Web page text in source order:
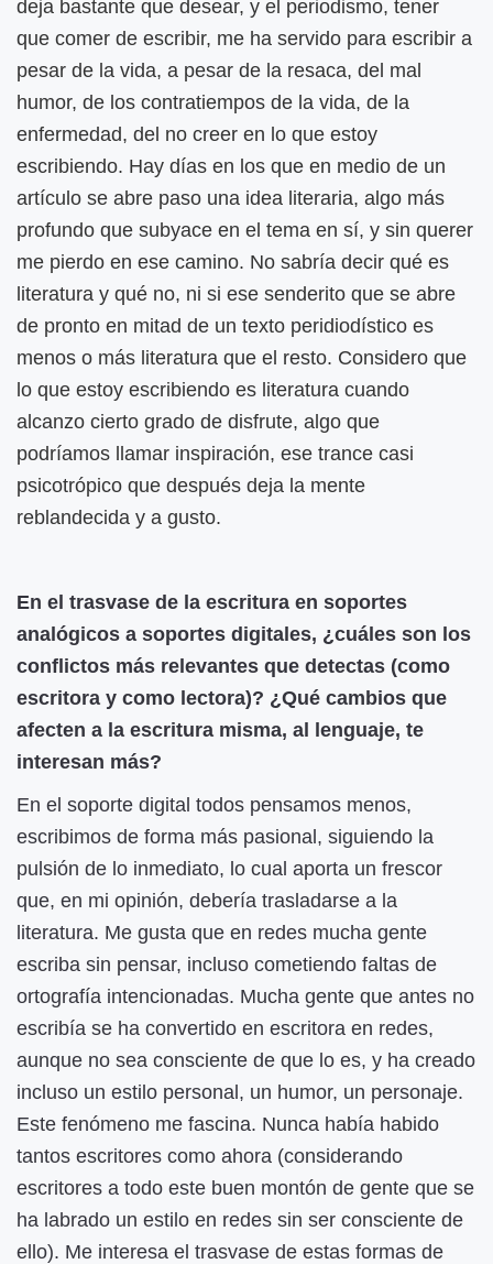
deja bastante que desear, y el periodismo, tener
que comer de escribir, me ha servido para escribir a
pesar de la vida, a pesar de la resaca, del mal
humor, de los contratiempos de la vida, de la
enfermedad, del no creer en lo que estoy
escribiendo. Hay días en los que en medio de un
artículo se abre paso una idea literaria, algo más
profundo que subyace en el tema en sí, y sin querer
me pierdo en ese camino. No sabría decir qué es
literatura y qué no, ni si ese senderito que se abre
de pronto en mitad de un texto peridiodístico es
menos o más literatura que el resto. Considero que
lo que estoy escribiendo es literatura cuando
alcanzo cierto grado de disfrute, algo que
podríamos llamar inspiración, ese trance casi
psicotrópico que después deja la mente
reblandecida y a gusto.
En el trasvase de la escritura en soportes
analógicos a soportes digitales, ¿cuáles son los
conflictos más relevantes que detectas (como
escritora y como lectora)? ¿Qué cambios que
afecten a la escritura misma, al lenguaje, te
interesan más?
En el soporte digital todos pensamos menos,
escribimos de forma más pasional, siguiendo la
pulsión de lo inmediato, lo cual aporta un frescor
que, en mi opinión, debería trasladarse a la
literatura. Me gusta que en redes mucha gente
escriba sin pensar, incluso cometiendo faltas de
ortografía intencionadas. Mucha gente que antes no
escribía se ha convertido en escritora en redes,
aunque no sea consciente de que lo es, y ha creado
incluso un estilo personal, un humor, un personaje.
Este fenómeno me fascina. Nunca había habido
tantos escritores como ahora (considerando
escritores a todo este buen montón de gente que se
ha labrado un estilo en redes sin ser consciente de
ello). Me interesa el trasvase de estas formas de